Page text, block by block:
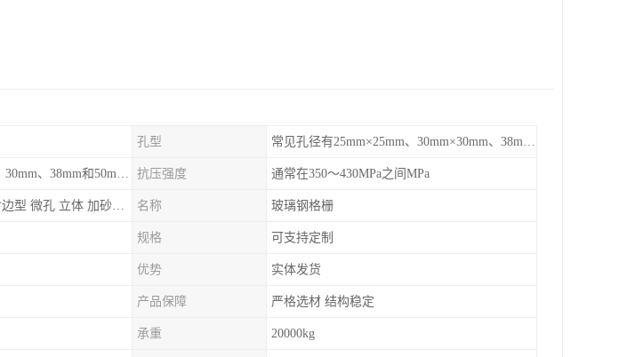
孔型 常见孔径有25mm×25mm、30mm×30mm、38mm×38mm等,
常见的有19mm、25mm、30mm、38mm和50mm等 抗压强度 通常在350～430MPa之间MPa
普通型 防滑型 ‌烤漆型 封边型 ‌微孔 立体 加砂覆面型 平面型 名称 玻璃钢格栅
规格 可支持定制
优势 实体发货
产品保障 严格选材 结构稳定
承重 20000kg